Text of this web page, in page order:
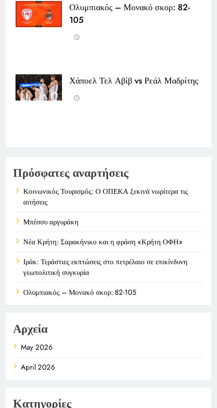
Ολυμπιακός – Μονακό σκορ: 82-
105
Χάποελ Τελ Αβίβ vs Ρεάλ Μαδρίτης
Πρόσφατες αναρτήσεις
Κοινωνικός Τουρισμός: Ο ΟΠΕΚΑ ξεκινά νωρίτερα τις
αιτήσεις
Μπέσσυ αργυράκη
Νέα Κρήτη: Σαρακήνικο και η φράση «Κρήτη ΟΦΗ»
Ιράκ: Τεράστιες εκπτώσεις στο πετρέλαιο σε επικίνδυνη
γεωπολιτική συγκυρία
Ολυμπιακός – Μονακό σκορ: 82-105
Αρχεία
May 2026
April 2026
Κατηγορίες